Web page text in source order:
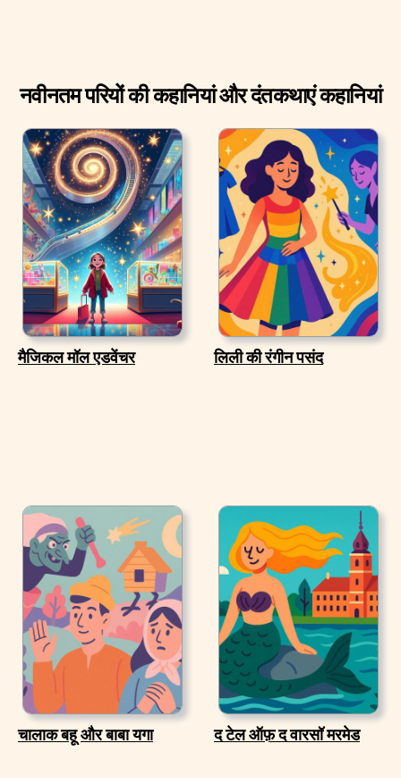
नवीनतम परियों की कहानियां और दंतकथाएं कहानियां
मैजिकल मॉल एडवेंचर लिली की रंगीन पसंद
चालाक बहू और बाबा यगा द टेल ऑफ़ द वारसॉ मरमेड